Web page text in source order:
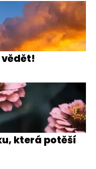
která potěší